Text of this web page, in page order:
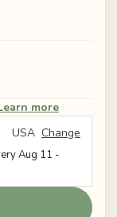
more
USA Change
Aug 11 -